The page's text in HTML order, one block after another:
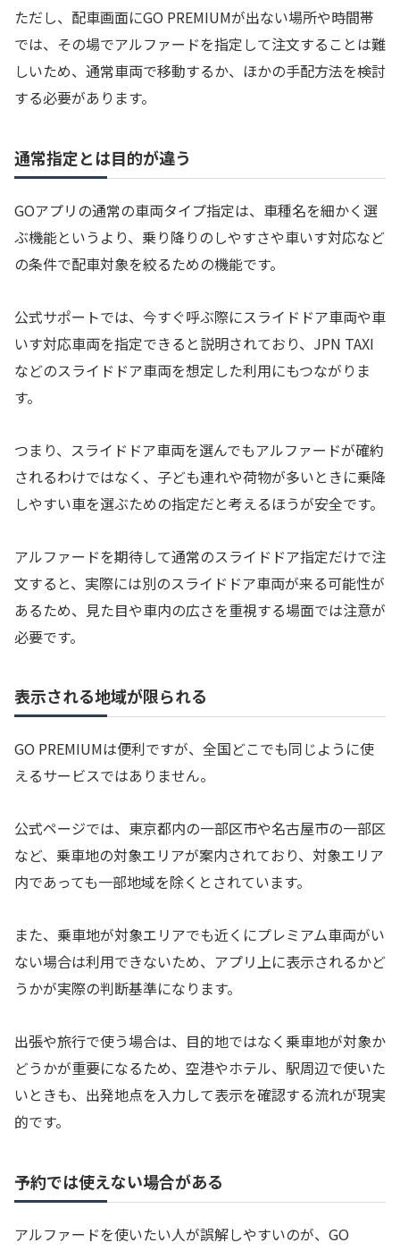
ただし、配車画面にGO PREMIUMが出ない場所や時間帯
では、その場でアルファードを指定して注文することは難
しいため、通常車両で移動するか、ほかの手配方法を検討
する必要があります。
通常指定とは目的が違う
GOアプリの通常の車両タイプ指定は、車種名を細かく選
ぶ機能というより、乗り降りのしやすさや車いす対応など
の条件で配車対象を絞るための機能です。
公式サポートでは、今すぐ呼ぶ際にスライドドア車両や車
いす対応車両を指定できると説明されており、JPN TAXI
などのスライドドア車両を想定した利用にもつながりま
す。
つまり、スライドドア車両を選んでもアルファードが確約
されるわけではなく、子ども連れや荷物が多いときに乗降
しやすい車を選ぶための指定だと考えるほうが安全です。
アルファードを期待して通常のスライドドア指定だけで注
文すると、実際には別のスライドドア車両が来る可能性が
あるため、見た目や車内の広さを重視する場面では注意が
必要です。
表示される地域が限られる
GO PREMIUMは便利ですが、全国どこでも同じように使
えるサービスではありません。
公式ページでは、東京都内の一部区市や名古屋市の一部区
など、乗車地の対象エリアが案内されており、対象エリア
内であっても一部地域を除くとされています。
また、乗車地が対象エリアでも近くにプレミアム車両がい
ない場合は利用できないため、アプリ上に表示されるかど
うかが実際の判断基準になります。
出張や旅行で使う場合は、目的地ではなく乗車地が対象か
どうかが重要になるため、空港やホテル、駅周辺で使いた
いときも、出発地点を入力して表示を確認する流れが現実
的です。
予約では使えない場合がある
アルファードを使いたい人が誤解しやすいのが、GO